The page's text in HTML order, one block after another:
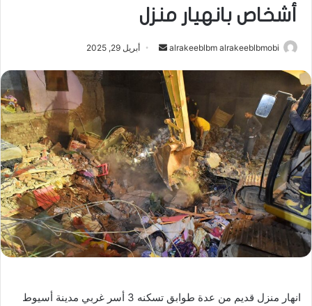
أشخاص بانهيار منزل
alrakeeblbm alrakeeblbmobi
أرسل أبريل 29, 2025
انهار منزل قديم من عدة طوابق تسكنه 3 أسر غربي مدينة أسيوط